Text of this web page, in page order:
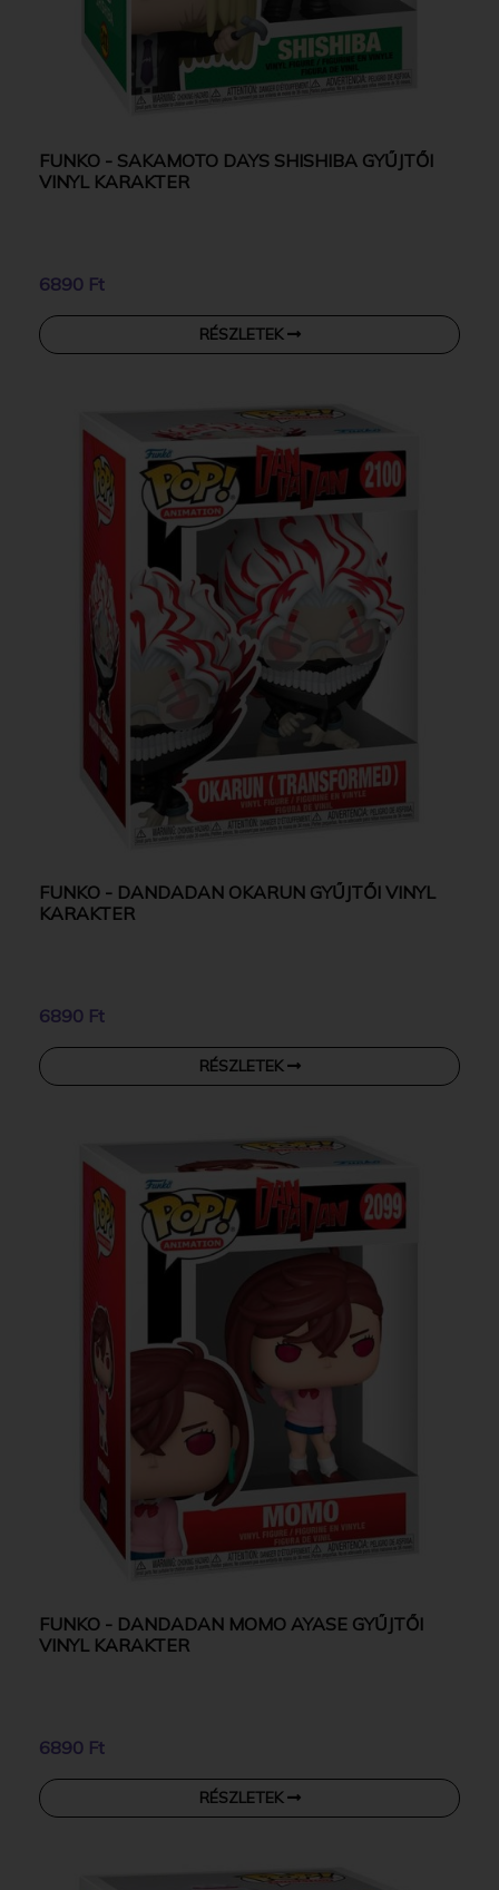
FUNKO - SAKAMOTO DAYS SHISHIBA GYŰJTŐI
VINYL KARAKTER
6890 Ft
RÉSZLETEK
FUNKO - DANDADAN OKARUN GYŰJTŐI VINYL
KARAKTER
6890 Ft
RÉSZLETEK
FUNKO - DANDADAN MOMO AYASE GYŰJTŐI
VINYL KARAKTER
6890 Ft
RÉSZLETEK